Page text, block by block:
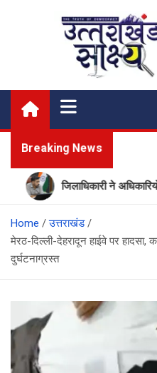
Uttarakhand
My News Portal
Breaking News
जिलाधिकारी ने अधिकारियों को
Home
उत्तराखंड
मेरठ-दिल्ली-देहरादून हाईवे पर हादसा,
दुर्घटनाग्रस्त